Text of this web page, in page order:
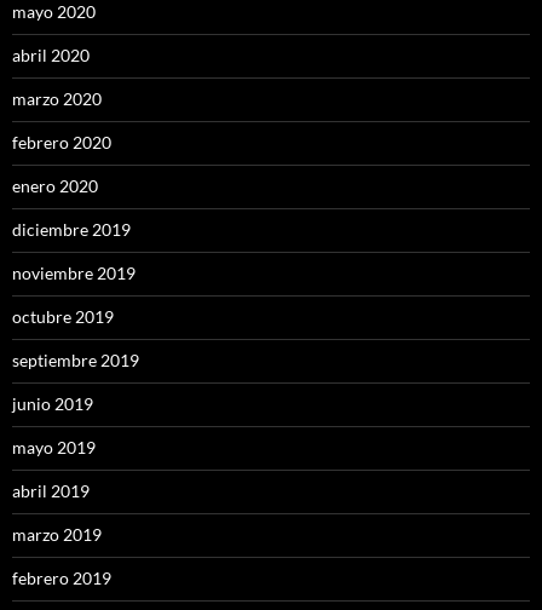
mayo 2020
abril 2020
marzo 2020
febrero 2020
enero 2020
diciembre 2019
noviembre 2019
octubre 2019
septiembre 2019
junio 2019
mayo 2019
abril 2019
marzo 2019
febrero 2019